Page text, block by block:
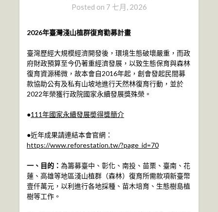
Posted on 7 七月, 2026
2026年臺灣淺山植群復育勸募計畫
臺灣歷經大規模經濟開發後，環境生態破壞嚴重，而政
府財政預算至今仍著重經濟發展，以致生態保育與森林
復育資源稀微，故本會自2016年起，創會發起民間募
款協助公有及私有山坡地進行天然林復育行動，並於
2022年榮獲行政院國家永續發展獎殊榮。
●111年國家永續發展奬得獎簡介
●近年成果請連結本會官網：
https://www.reforestation.tw/?page_id=70
一、目的：為籌募臺中、彰化、南投、苗栗、臺南、花
蓮、高雄等地區淺山植群（森林）復育所需款項新臺幣
壹仟萬元，以利進行各地採種、苗木培育、生態樹島植
樹等工作。